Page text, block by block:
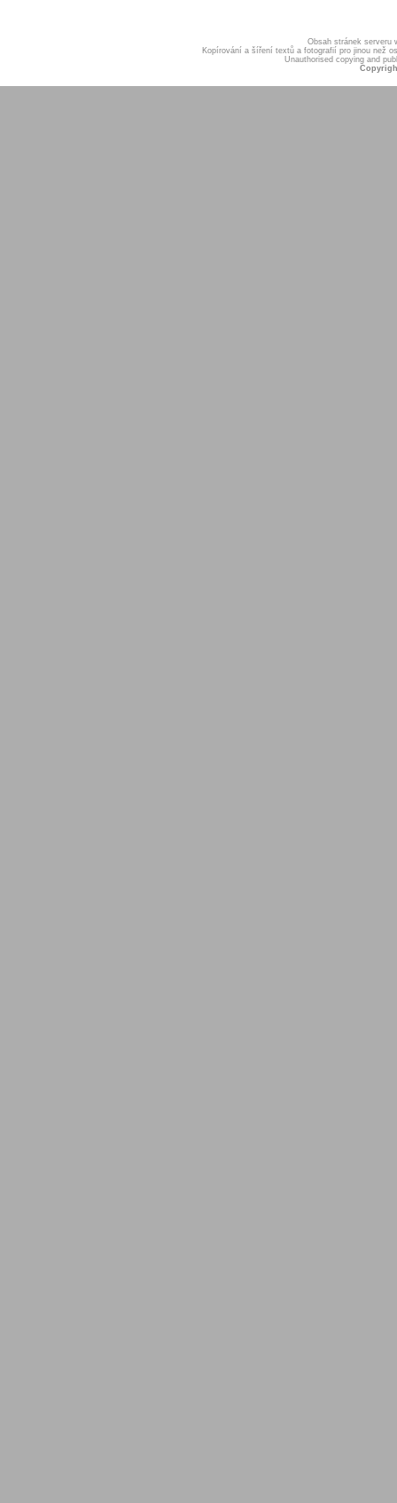
Obsah stránek serveru
Kopírování a šíření textů a fotografií pro jinou než
Unauthorised copying and